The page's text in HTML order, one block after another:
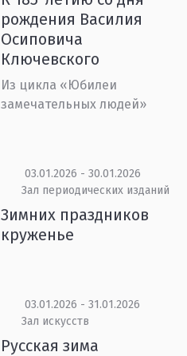
рождения Василия
Осиповича
Ключевского
Из цикла «Юбилеи
замечательных людей»
03.01.2026 - 30.01.2026
Зал периодических изданий
Зимних праздников
круженье
03.01.2026 - 31.01.2026
Зал искусств
Русская зима